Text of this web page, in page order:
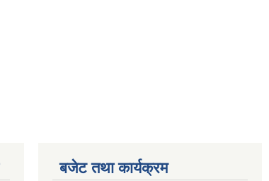
बजेट तथा कार्यक्रम